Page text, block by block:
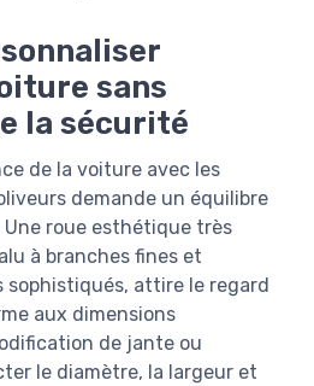
sans
la sécurité
de la voiture avec les
demande un équilibre
roue esthétique très
à branches fines et
sophistiqués, attire le regard
aux dimensions
de jante ou
le diamètre, la largeur et